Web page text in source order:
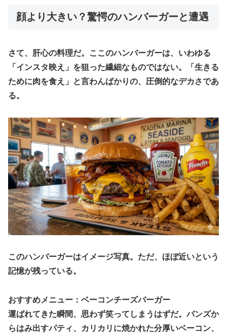
顔より大きい？驚愕のハンバーガーと遭遇
さて、肝心の料理だ。ここのハンバーガーは、いわゆる
「インスタ映え」を狙った繊細なものではない。「生きる
ために肉を食え」と言わんばかりの、圧倒的なデカさであ
る。
​このハンバーガーはイメージ写真。ただ、ほぼ近いという
記憶が残っている。
おすすめメニュー：ベーコンチーズバーガー
​運ばれてきた瞬間、思わず笑ってしまうはずだ。バンズか
らはみ出すパティ、カリカリに焼かれた分厚いベーコン、